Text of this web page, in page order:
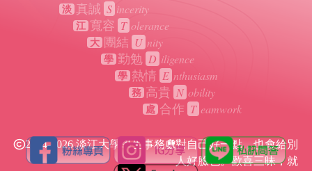
淡 真誠 S incerity
江 寬容 T olerance
大 團結 U nity
學 勤勉 D iligence
學 熱情 E nthusiasm
務 高貴 N obility
處 合作 T eamwork
2024-2026 淡江大學學生事務處對自己好一點，也會給別
人好臉色。歡喜三昧，就